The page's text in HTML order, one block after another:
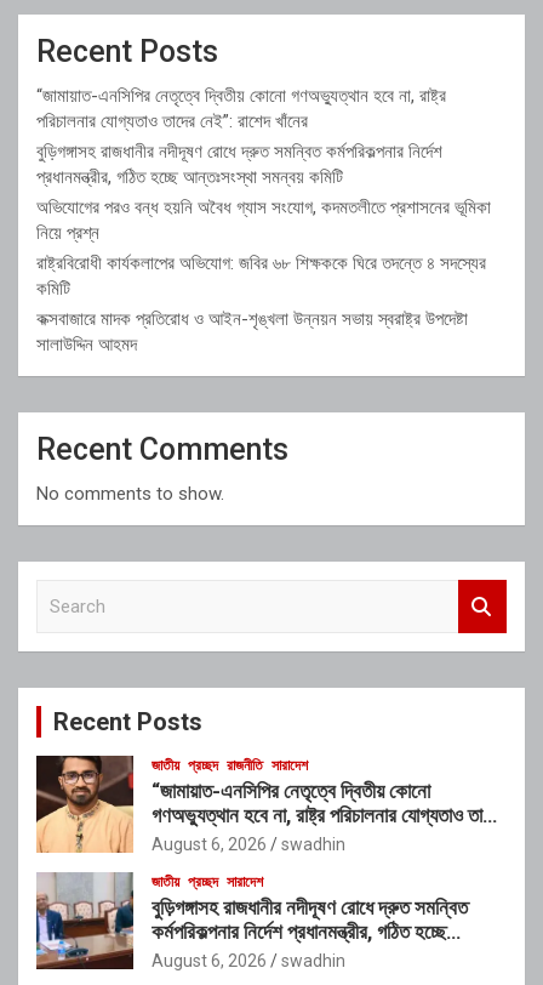
Recent Posts
“জামায়াত-এনসিপির নেতৃত্বে দ্বিতীয় কোনো গণঅভ্যুত্থান হবে না, রাষ্ট্র
পরিচালনার যোগ্যতাও তাদের নেই”: রাশেদ খাঁনের
বুড়িগঙ্গাসহ রাজধানীর নদীদূষণ রোধে দ্রুত সমন্বিত কর্মপরিকল্পনার নির্দেশ
প্রধানমন্ত্রীর, গঠিত হচ্ছে আন্তঃসংস্থা সমন্বয় কমিটি
অভিযোগের পরও বন্ধ হয়নি অবৈধ গ্যাস সংযোগ, কদমতলীতে প্রশাসনের ভূমিকা
নিয়ে প্রশ্ন
রাষ্ট্রবিরোধী কার্যকলাপের অভিযোগ: জবির ৬৮ শিক্ষককে ঘিরে তদন্তে ৪ সদস্যের
কমিটি
কক্সবাজারে মাদক প্রতিরোধ ও আইন-শৃঙ্খলা উন্নয়ন সভায় স্বরাষ্ট্র উপদেষ্টা
সালাউদ্দিন আহমদ
Recent Comments
No comments to show.
c
Recent Posts
জাতীয় প্রচ্ছদ রাজনীতি সারাদেশ
“জামায়াত-এনসিপির নেতৃত্বে দ্বিতীয় কোনো
গণঅভ্যুত্থান হবে না, রাষ্ট্র পরিচালনার যোগ্যতাও তাদের
নেই”: রাশেদ খাঁনের
August 6, 2026 swadhin
জাতীয় প্রচ্ছদ সারাদেশ
বুড়িগঙ্গাসহ রাজধানীর নদীদূষণ রোধে দ্রুত সমন্বিত
কর্মপরিকল্পনার নির্দেশ প্রধানমন্ত্রীর, গঠিত হচ্ছে
আন্তঃসংস্থা সমন্বয় কমিটি
August 6, 2026 swadhin